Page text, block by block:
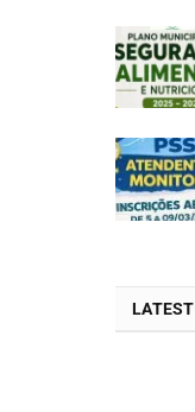
LATEST